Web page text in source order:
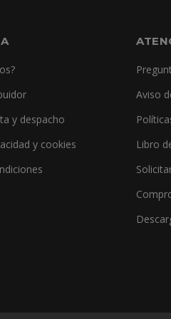
y despacho
y cookies
Aviso
Libro